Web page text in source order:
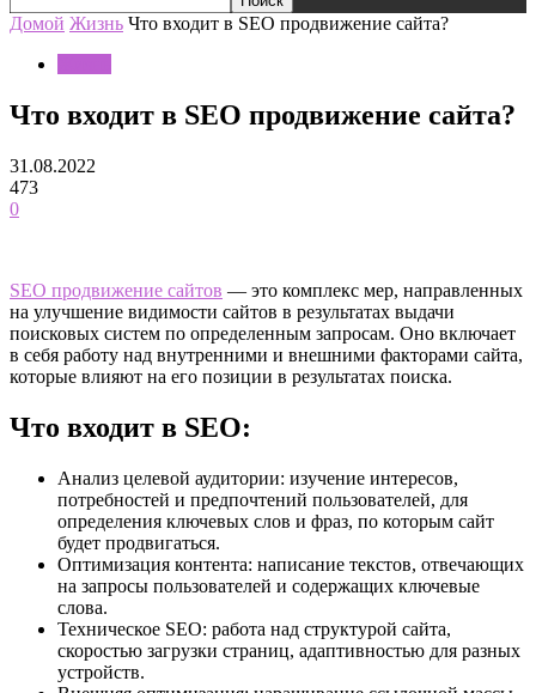
Домой Жизнь Что входит в SEO продвижение сайта?
Что входит в SEO продвижение сайта?
31.08.2022
473
0
SEO продвижение сайтов — это комплекс мер, направленных
на улучшение видимости сайтов в результатах выдачи
поисковых систем по определенным запросам. Оно включает
в себя работу над внутренними и внешними факторами сайта,
которые влияют на его позиции в результатах поиска.
Что входит в SEO:
Анализ целевой аудитории: изучение интересов,
потребностей и предпочтений пользователей, для
определения ключевых слов и фраз, по которым сайт
будет продвигаться.
Оптимизация контента: написание текстов, отвечающих
на запросы пользователей и содержащих ключевые
слова.
Техническое SEO: работа над структурой сайта,
скоростью загрузки страниц, адаптивностью для разных
устройств.